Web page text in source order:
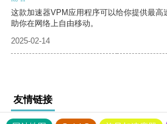
这款加速器VPM应用程序可以给你提供最高
助你在网络上自由移动。
2025-02-14
友情链接